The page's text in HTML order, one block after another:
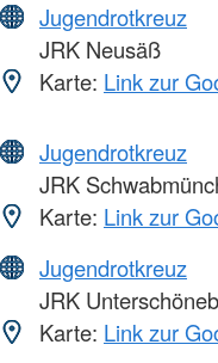
Jugendrotkreuz
JRK Neusäß
Karte: Link zur
Jugendrotkreuz
JRK
Karte: Link zur
Jugendrotkreuz
JRK
Karte: Link zur